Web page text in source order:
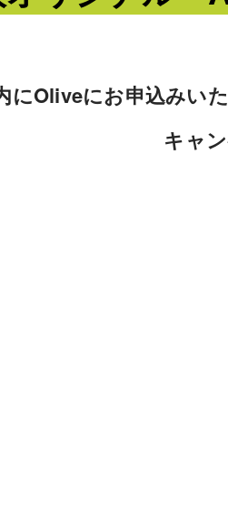
にOliveにお申込みい
キャ